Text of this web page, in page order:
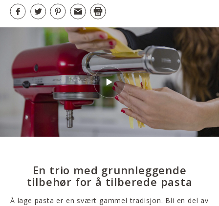
En trio med grunnleggende
tilbehør for å tilberede pasta
Å lage pasta er en svært gammel tradisjon. Bli en del av